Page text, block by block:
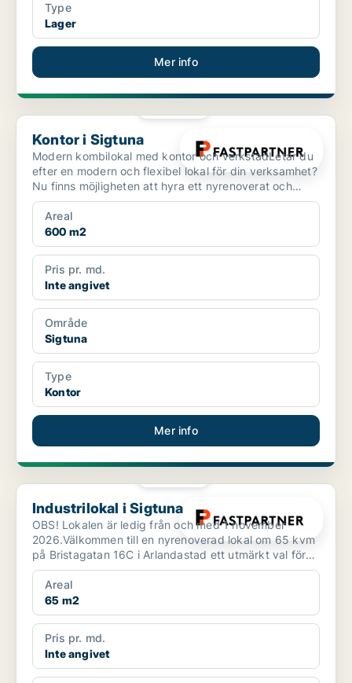
Type
Lager
Mer info
Kontor i Sigtuna
Kontor i Sigtuna
Modern kombilokal med kontor och verkstadLetar du
efter en modern och flexibel lokal för din verksamhet?
Nu finns möjligheten att hyra ett nyrenoverat och
my...
Areal
600 m2
Pris pr. md.
Inte angivet
Område
Sigtuna
Type
Kontor
Mer info
Industrilokal i Sigtuna
Industrilokal i Sigtuna
OBS! Lokalen är ledig från och med 1 november
2026.Välkommen till en nyrenoverad lokal om 65 kvm
på Bristagatan 16C i Arlandastad ett utmärkt val för
dig som...
Areal
65 m2
Pris pr. md.
Inte angivet